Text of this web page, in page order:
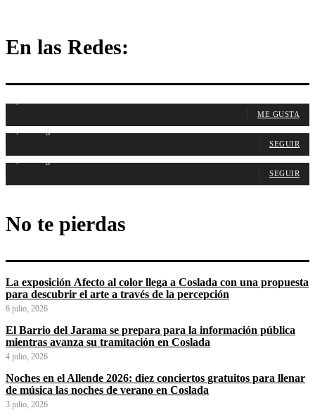
En las Redes:
ME GUSTA
SEGUIR
SEGUIR
No te pierdas
La exposición Afecto al color llega a Coslada con una propuesta
para descubrir el arte a través de la percepción
6 julio, 2026
El Barrio del Jarama se prepara para la información pública
mientras avanza su tramitación en Coslada
4 julio, 2026
Noches en el Allende 2026: diez conciertos gratuitos para llenar
de música las noches de verano en Coslada
3 julio, 2026